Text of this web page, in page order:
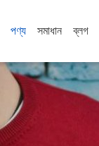
পণ্য সমাধান ব্লগ